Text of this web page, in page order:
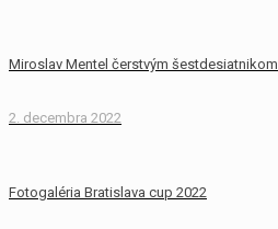
Miroslav Mentel čerstvým šestdesiatnikom
2. decembra 2022
Fotogaléria Bratislava cup 2022